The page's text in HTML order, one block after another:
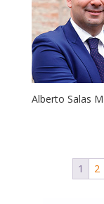
Alberto Salas
1 2